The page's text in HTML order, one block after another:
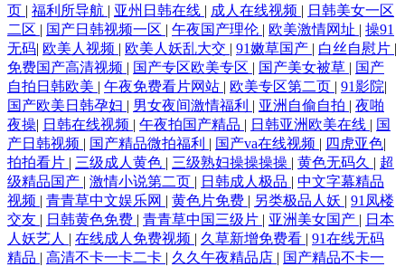
页 | 福利所导航 | 亚州日韩在线 | 成人在线视频 | 日韩美女一区
二区 | 国产日韩视频一区 | 午夜国产理伦 | 欧美激情网址 | 操91
无码| 欧美人视频 | 欧美人妖乱大交 | 91嫩草国产 | 白丝自慰片 |
免费国产高清视频 | 国产专区欧美专区 | 国产美女被草 | 国产
自拍日韩欧美 | 午夜免费看片网站 | 欧美专区第二页 | 91影院|
国产欧美日韩孕妇 | 男女夜间激情福利 | 亚洲自偷自拍 | 夜啪
夜操| 日韩在线视频 | 午夜拍国产精品 | 日韩亚洲欧美在线 | 国
产日韩视频 | 国产精品微拍福利 | 国产va在线视频 | 四虎亚色|
拍拍看片 | 三级成人黄色 | 三级熟妇操操操操 | 黄色无码久 | 超
级精品国产 | 激情小说第二页 | 日韩成人极品 | 中文字幕精品
视频 | 青青草中文娱乐网 | 黄色片免费 | 另类极品人妖 | 91凤楼
交友 | 日韩黄色免费 | 青青草中国三级片 | 亚洲美女国产 | 日本
人妖艺人 | 在线成人免费视频 | 久草新增免费看 | 91在线无码
精品 | 高清不卡一卡二卡 | 久久午夜精品店 | 国产精品不卡一